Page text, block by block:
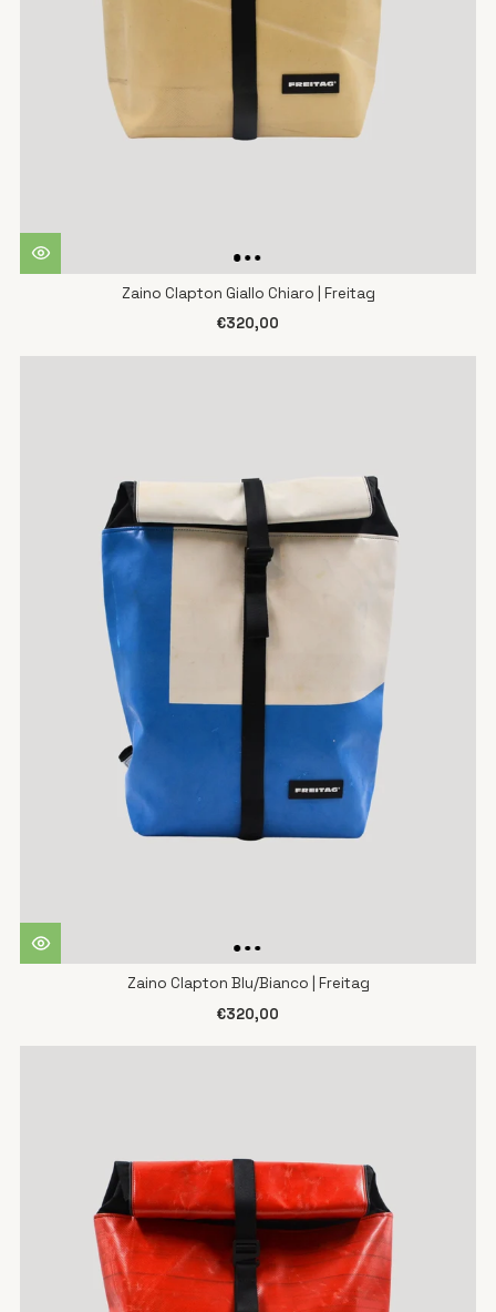
Zaino Clapton Giallo Chiaro | Freitag
€320,00
Zaino Clapton Blu/Bianco | Freitag
€320,00